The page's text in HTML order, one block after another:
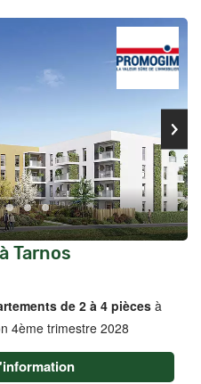
Tarnos
de 2 à 4 pièces à
4ème trimestre 2028